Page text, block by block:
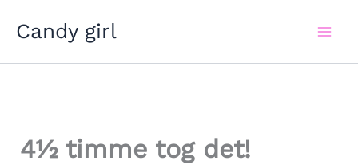
Candy girl
4½ timme tog det!